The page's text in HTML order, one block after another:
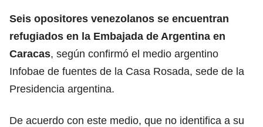
Seis opositores venezolanos se encuentran
refugiados en la Embajada de Argentina en
Caracas, según confirmó el medio argentino
Infobae de fuentes de la Casa Rosada, sede de la
Presidencia argentina.
De acuerdo con este medio, que no identifica a su